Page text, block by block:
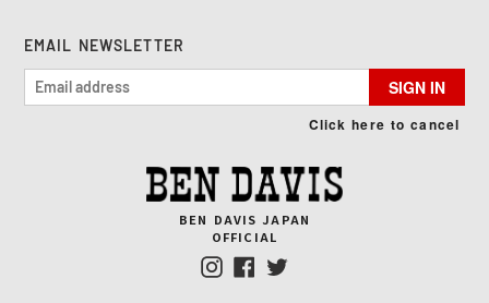
EMAIL NEWSLETTER
SIGN IN
Click here to cancel
BEN DAVIS JAPAN
OFFICIAL
InstagramFacebook
Twitter